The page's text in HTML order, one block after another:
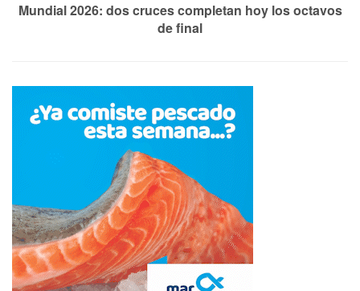
Mundial 2026: dos cruces completan hoy los octavos
de final